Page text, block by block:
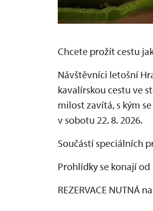
Chcete prožít cestu
Návštěvníci letošní
kavalírskou cestu ve
milost zavítá, s kým
v sobotu 22. 8. 2026.
Součástí speciálních
Prohlídky se konají od
REZERVACE NUTNÁ